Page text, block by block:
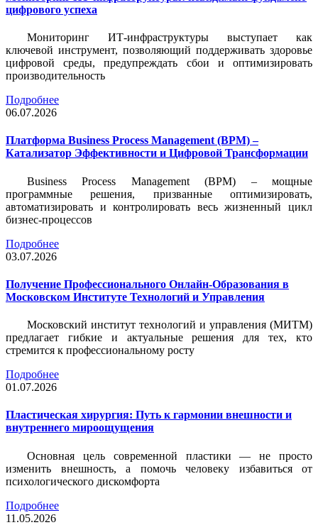
цифрового успеха
Мониторинг ИТ-инфраструктуры выступает как
ключевой инструмент, позволяющий поддерживать здоровье
цифровой среды, предупреждать сбои и оптимизировать
производительность
Подробнее
06.07.2026
Платформа Business Process Management (BPM) –
Катализатор Эффективности и Цифровой Трансформации
Business Process Management (BPM) – мощные
программные решения, призванные оптимизировать,
автоматизировать и контролировать весь жизненный цикл
бизнес-процессов
Подробнее
03.07.2026
Получение Профессионального Онлайн-Образования в
Московском Институте Технологий и Управления
Московский институт технологий и управления (МИТМ)
предлагает гибкие и актуальные решения для тех, кто
стремится к профессиональному росту
Подробнее
01.07.2026
Пластическая хирургия: Путь к гармонии внешности и
внутреннего мироощущения
Основная цель современной пластики — не просто
изменить внешность, а помочь человеку избавиться от
психологического дискомфорта
Подробнее
11.05.2026